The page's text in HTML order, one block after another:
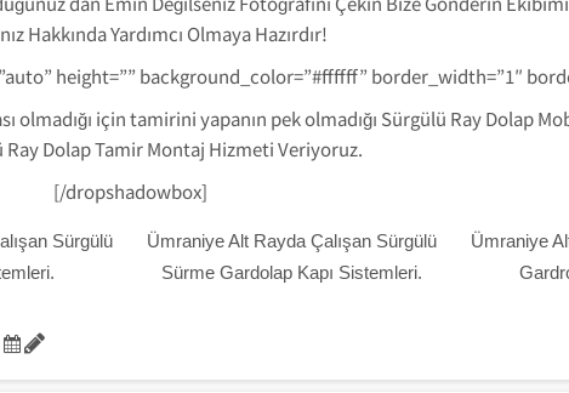
Hakkında Yardımcı Olmaya Hazırdır!
height=”” background_color=”#ffffff” border_width=”1″
için tamirini yapanın pek olmadığı Sürgülü Ray Dolap
Ray Dolap Tamir Montaj Hizmeti Veriyoruz.
[/dropshadowbox]
Sürgülü
Ümraniye Alt Rayda Çalışan Sürgülü
Sürme Gardolap Kapı Sistemleri.
Ümraniye